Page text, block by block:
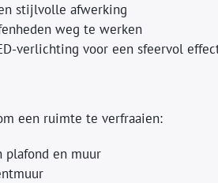
stijlvolle afwerking
weg te werken
verlichting voor een sfeervol
een ruimte te verfraaien:
plafond en muur